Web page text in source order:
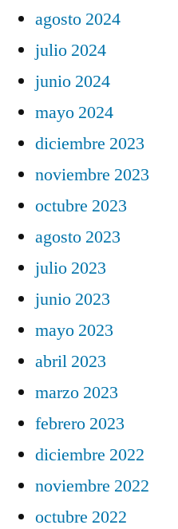
agosto 2024
julio 2024
junio 2024
mayo 2024
diciembre 2023
noviembre 2023
octubre 2023
agosto 2023
julio 2023
junio 2023
mayo 2023
abril 2023
marzo 2023
febrero 2023
diciembre 2022
noviembre 2022
octubre 2022